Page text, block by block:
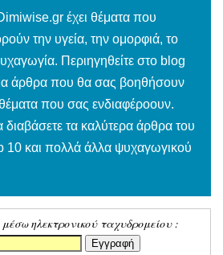
έχει θέματα που
την υγεία, την ομορφιά, το
Περιηγηθείτε στο blog
άρθρα που θα σας βοηθήσουν
που σας ενδιαφέροουν.
διαβάσετε τα καλύτερα άρθρα του
10 και πολλά άλλα ψυχαγωγικού
ηλεκτρονικού ταχυδρομείου :